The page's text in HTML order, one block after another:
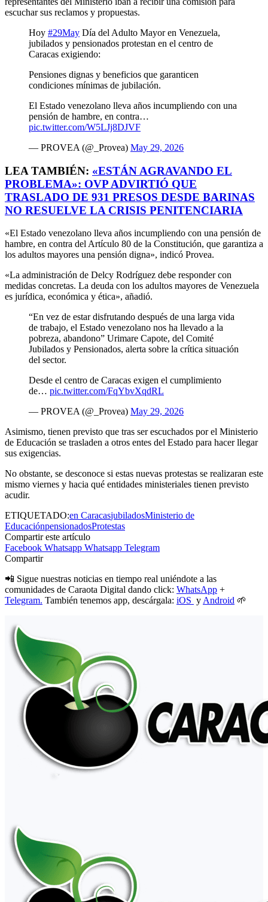
escuchar sus reclamos y propuestas.
Hoy #29May Día del Adulto Mayor en Venezuela,
jubilados y pensionados protestan en el centro de
Caracas exigiendo:
Pensiones dignas y beneficios que garanticen
condiciones mínimas de jubilación.
El Estado venezolano lleva años incumpliendo con una
pensión de hambre, en contra…
pic.twitter.com/W5LJj8DJVF
— PROVEA (@_Provea) May 29, 2026
LEA TAMBIÉN: «ESTÁN AGRAVANDO EL
PROBLEMA»: OVP ADVIRTIÓ QUE
TRASLADO DE 931 PRESOS DESDE BARINAS
NO RESUELVE LA CRISIS PENITENCIARIA
«El Estado venezolano lleva años incumpliendo con una pensión de
hambre, en contra del Artículo 80 de la Constitución, que garantiza a
los adultos mayores una pensión digna», indicó Provea.
«La administración de Delcy Rodríguez debe responder con
medidas concretas. La deuda con los adultos mayores de Venezuela
es jurídica, económica y ética», añadió.
“En vez de estar disfrutando después de una larga vida
de trabajo, el Estado venezolano nos ha llevado a la
pobreza, abandono” Urimare Capote, del Comité
Jubilados y Pensionados, alerta sobre la crítica situación
del sector.
Desde el centro de Caracas exigen el cumplimiento
de… pic.twitter.com/FqYbvXqdRL
— PROVEA (@_Provea) May 29, 2026
Asimismo, tienen previsto que tras ser escuchados por el Ministerio
de Educación se trasladen a otros entes del Estado para hacer llegar
sus exigencias.
No obstante, se desconoce si estas nuevas protestas se realizaran este
mismo viernes y hacia qué entidades ministeriales tienen previsto
acudir.
ETIQUETADO:en CaracasjubiladosMinisterio de
EducaciónpensionadosProtestas
Compartir este artículo
Facebook Whatsapp Whatsapp Telegram
Compartir
📲 Sigue nuestras noticias en tiempo real uniéndote a las
comunidades de Caraota Digital dando click: WhatsApp +
Telegram. También tenemos app, descárgala: iOS y Android 🌱